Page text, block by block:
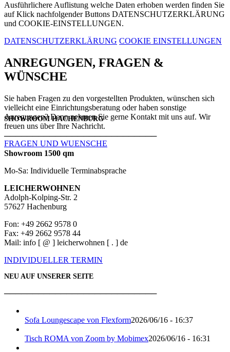
Ausführlichere Auflistung welche Daten erhoben werden finden Sie
auf Klick nachfolgender Buttons DATENSCHUTZERKLÄRUNG
und COOKIE-EINSTELLUNGEN.
DATENSCHUTZERKLÄRUNG COOKIE EINSTELLUNGEN
ANREGUNGEN, FRAGEN &
WÜNSCHE
Sie haben Fragen zu den vorgestellten Produkten, wünschen sich
vielleicht eine Einrichtungsberatung oder haben sonstige
Anregungen? Dann nehmen Sie gerne Kontakt mit uns auf. Wir
freuen uns über Ihre Nachricht.
FRAGEN UND WUENSCHE
SHOWROOM HACHENBURG
───────────────────────────
Showroom 1500 qm
Mo-Sa: Individuelle Terminabsprache
LEICHERWOHNEN
Adolph-Kolping-Str. 2
57627 Hachenburg
Fon: +49 2662 9578 0
Fax: +49 2662 9578 44
Mail: info [ @ ] leicherwohnen [ . ] de
INDIVIDUELLER TERMIN
NEU AUF UNSERER SEITE
───────────────────────────
Sofa Loungescape von Flexform2026/06/16 - 16:37
Tisch ROMA von Zoom by Mobimex2026/06/16 - 16:31